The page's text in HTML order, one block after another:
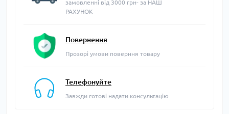
замовленні від 3000 грн- за НАШ
РАХУНОК
Повернення
Прозорі умови поверння товару
Телефонуйте
Завжди готові надати консультацію